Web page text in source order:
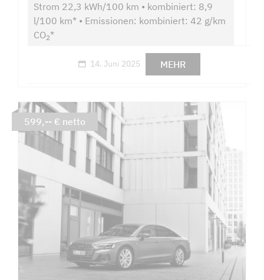
Strom 22,3 kWh/100 km • kombiniert: 8,9
l/100 km* • Emissionen: kombiniert: 42 g/km
CO2*
14. Juni 2025 MEHR
599,-- € netto